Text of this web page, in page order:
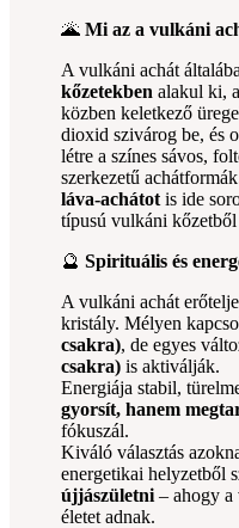
🌋Mi az a vulkáni
A vulkáni achát
kőzetekben alakul ki,
közben keletkező
dioxid szivárog be, és
létre a színes sávos,
szerkezetű
láva-achátot is ide
típusú vulkáni kőzetből
🔮Spirituális és
A vulkáni achát
kristály. Mélyen
csakra), de egyes
csakra) is aktiválják.
Energiája stabil,
gyorsít, hanem
fókuszál.
Kiváló választás
energetikai helyzetből
újjászületni – ahogy
életet adnak.